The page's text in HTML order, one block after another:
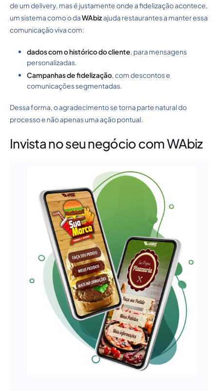
de um delivery, mas é justamente onde a fidelização acontece,
um sistema como o daWAbizajuda restaurantes a manter essa
comunicação viva com:
dados com o histórico do cliente, para mensagens
personalizadas.
Campanhas de fidelização, com descontos e
comunicações segmentadas.
Dessa forma, o agradecimento se torna parte natural do
processo e não apenas uma ação pontual.
Invista no seu negócio com WAbiz